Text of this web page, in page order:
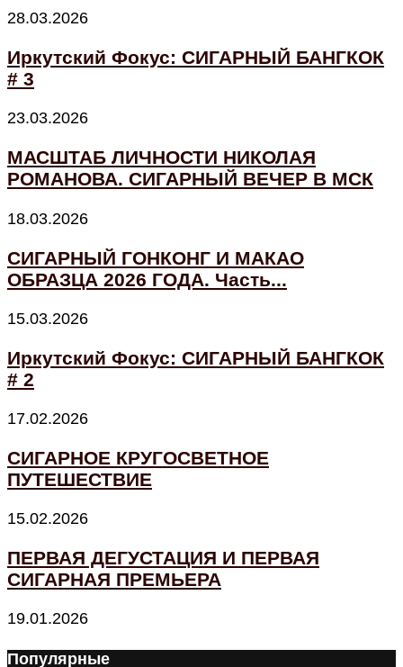
28.03.2026
Иркутский Фокус: СИГАРНЫЙ БАНГКОК
# 3
23.03.2026
МАСШТАБ ЛИЧНОСТИ НИКОЛАЯ
РОМАНОВА. СИГАРНЫЙ ВЕЧЕР В МСК
18.03.2026
СИГАРНЫЙ ГОНКОНГ И МАКАО
ОБРАЗЦА 2026 ГОДА. Часть...
15.03.2026
Иркутский Фокус: СИГАРНЫЙ БАНГКОК
# 2
17.02.2026
СИГАРНОЕ КРУГОСВЕТНОЕ
ПУТЕШЕСТВИЕ
15.02.2026
ПЕРВАЯ ДЕГУСТАЦИЯ И ПЕРВАЯ
СИГАРНАЯ ПРЕМЬЕРА
19.01.2026
Популярные